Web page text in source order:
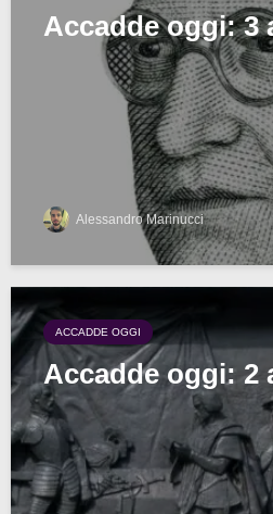
Accadde oggi: 3
Alessandro Marinucci
ACCADDE OGGI
Accadde oggi: 2